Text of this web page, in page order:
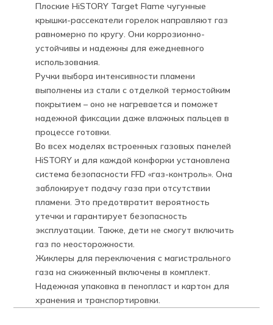
Плоские HiSTORY Target Flame чугунные
крышки-рассекатели горелок направляют газ
равномерно по кругу. Они коррозионно-
устойчивы и надежны для ежедневного
использования.
Ручки выбора интенсивности пламени
выполнены из стали с отделкой термостойким
покрытием – оно не нагревается и поможет
надежной фиксации даже влажных пальцев в
процессе готовки.
Во всех моделях встроенных газовых панелей
HiSTORY и для каждой конфорки установлена
система безопасности FFD «газ-контроль». Она
заблокирует подачу газа при отсутствии
пламени. Это предотвратит вероятность
утечки и гарантирует безопасность
эксплуатации. Также, дети не смогут включить
газ по неосторожности.
Жиклеры для переключения с магистрального
газа на сжиженный включены в комплект.
Надежная упаковка в пенопласт и картон для
хранения и транспортировки.